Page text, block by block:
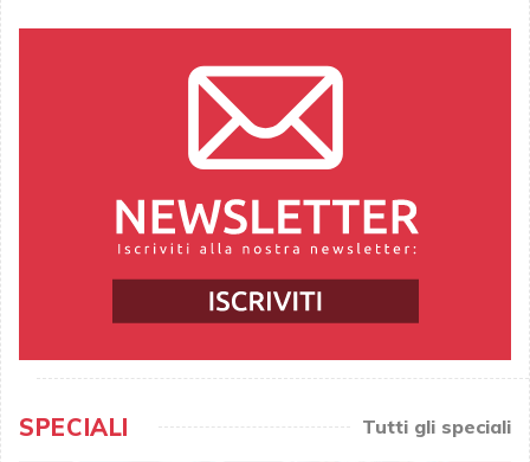
SPECIALI Tutti gli speciali